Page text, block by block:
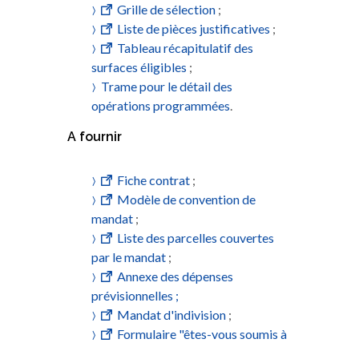
Grille de sélection ;
Liste de pièces justificatives ;
Tableau récapitulatif des
surfaces éligibles ;
Trame pour le détail des
opérations programmées
A fournir
Fiche contrat ;
Modèle de convention de
mandat ;
Liste des parcelles couvertes
par le mandat ;
Annexe des dépenses
prévisionnelles ;
Mandat d'indivision ;
Formulaire "êtes-vous soumis à